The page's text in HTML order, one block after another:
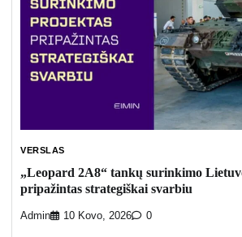
VERSLAS
„Leopard 2A8“ tankų surinkimo
pripažintas strategiškai svarbiu
Admin 10 Kovo, 2026 0